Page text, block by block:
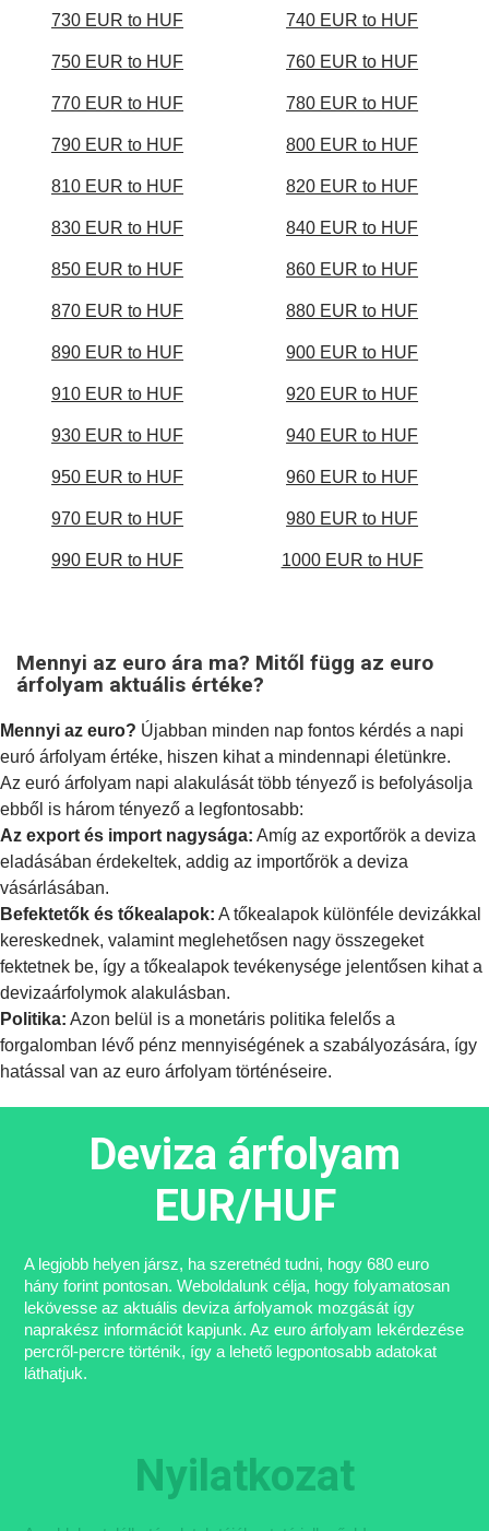
730 EUR to HUF 740 EUR to HUF
750 EUR to HUF 760 EUR to HUF
770 EUR to HUF 780 EUR to HUF
790 EUR to HUF 800 EUR to HUF
810 EUR to HUF 820 EUR to HUF
830 EUR to HUF 840 EUR to HUF
850 EUR to HUF 860 EUR to HUF
870 EUR to HUF 880 EUR to HUF
890 EUR to HUF 900 EUR to HUF
910 EUR to HUF 920 EUR to HUF
930 EUR to HUF 940 EUR to HUF
950 EUR to HUF 960 EUR to HUF
970 EUR to HUF 980 EUR to HUF
990 EUR to HUF 1000 EUR to HUF
Mennyi az euro ára ma? Mitől függ az euro
árfolyam aktuális értéke?
Mennyi az euro? Újabban minden nap fontos kérdés a napi
euró árfolyam értéke, hiszen kihat a mindennapi életünkre.
Az euró árfolyam napi alakulását több tényező is befolyásolja
ebből is három tényező a legfontosabb:
Az export és import nagysága: Amíg az exportőrök a deviza
eladásában érdekeltek, addig az importőrök a deviza
vásárlásában.
Befektetők és tőkealapok: A tőkealapok különféle devizákkal
kereskednek, valamint meglehetősen nagy összegeket
fektetnek be, így a tőkealapok tevékenysége jelentősen kihat a
devizaárfolymok alakulásban.
Politika: Azon belül is a monetáris politika felelős a
forgalomban lévő pénz mennyiségének a szabályozására, így
hatással van az euro árfolyam történéseire.
Deviza árfolyam
EUR/HUF
A legjobb helyen jársz, ha szeretnéd tudni, hogy 680 euro
hány forint pontosan. Weboldalunk célja, hogy folyamatosan
lekövesse az aktuális deviza árfolyamok mozgását így
naprakész információt kapjunk. Az euro árfolyam lekérdezése
percről-percre történik, így a lehető legpontosabb adatokat
láthatjuk.
Nyilatkozat